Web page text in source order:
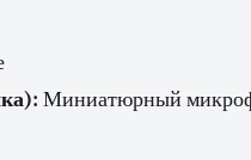
Миниатюрный